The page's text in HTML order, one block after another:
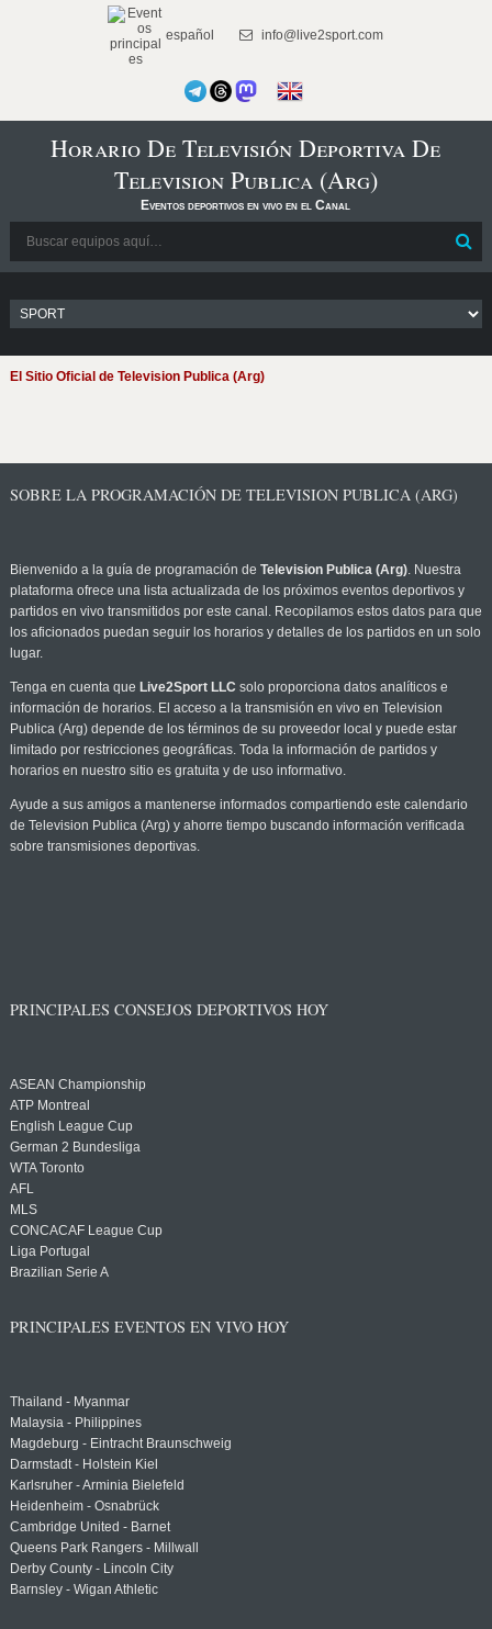
español info@live2sport.com
Horario De Televisión Deportiva De
Television Publica (Arg)
Eventos deportivos en vivo en el Canal
El Sitio Oficial de Television Publica (Arg)
SOBRE LA PROGRAMACIÓN DE TELEVISION PUBLICA (ARG)
Bienvenido a la guía de programación de Television Publica (Arg). Nuestra
plataforma ofrece una lista actualizada de los próximos eventos deportivos y
partidos en vivo transmitidos por este canal. Recopilamos estos datos para que
los aficionados puedan seguir los horarios y detalles de los partidos en un solo
lugar.
Tenga en cuenta que Live2Sport LLC solo proporciona datos analíticos e
información de horarios. El acceso a la transmisión en vivo en Television
Publica (Arg) depende de los términos de su proveedor local y puede estar
limitado por restricciones geográficas. Toda la información de partidos y
horarios en nuestro sitio es gratuita y de uso informativo.
Ayude a sus amigos a mantenerse informados compartiendo este calendario
de Television Publica (Arg) y ahorre tiempo buscando información verificada
sobre transmisiones deportivas.
PRINCIPALES CONSEJOS DEPORTIVOS HOY
ASEAN Championship
ATP Montreal
English League Cup
German 2 Bundesliga
WTA Toronto
AFL
MLS
CONCACAF League Cup
Liga Portugal
Brazilian Serie A
PRINCIPALES EVENTOS EN VIVO HOY
Thailand - Myanmar
Malaysia - Philippines
Magdeburg - Eintracht Braunschweig
Darmstadt - Holstein Kiel
Karlsruher - Arminia Bielefeld
Heidenheim - Osnabrück
Cambridge United - Barnet
Queens Park Rangers - Millwall
Derby County - Lincoln City
Barnsley - Wigan Athletic